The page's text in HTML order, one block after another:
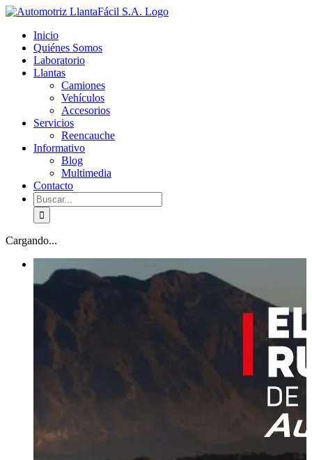
Skip
content
facebook
youtube
Inicio
Quiénes Somos
Laboratorio
Llantas
Camiones
Vehículos
Accesorios
Servicios
Reencauche
Informativo
Blog
Multimedia
Contacto
Buscar:
Cargando...